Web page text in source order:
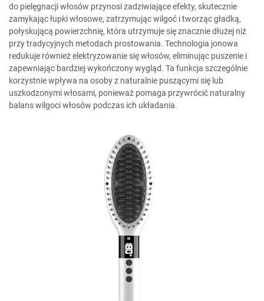
do pielęgnacji włosów przynosi zadziwiające efekty, skutecznie
zamykając łupki włosowe, zatrzymując wilgoć i tworząc gładką,
połyskującą powierzchnię, która utrzymuje się znacznie dłużej niż
przy tradycyjnych metodach prostowania. Technologia jonowa
redukuje również elektryzowanie się włosów, eliminując puszenie i
zapewniając bardziej wykończony wygląd. Ta funkcja szczególnie
korzystnie wpływa na osoby z naturalnie puszącymi się lub
uszkodzonymi włosami, ponieważ pomaga przywrócić naturalny
balans wilgoci włosów podczas ich układania.